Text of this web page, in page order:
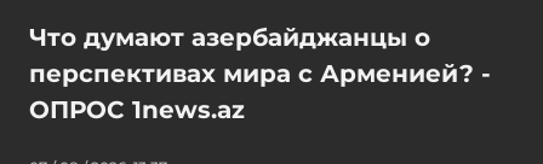
Что думают азербайджанцы о
перспективах мира с Арменией? -
ОПРОС 1news.az